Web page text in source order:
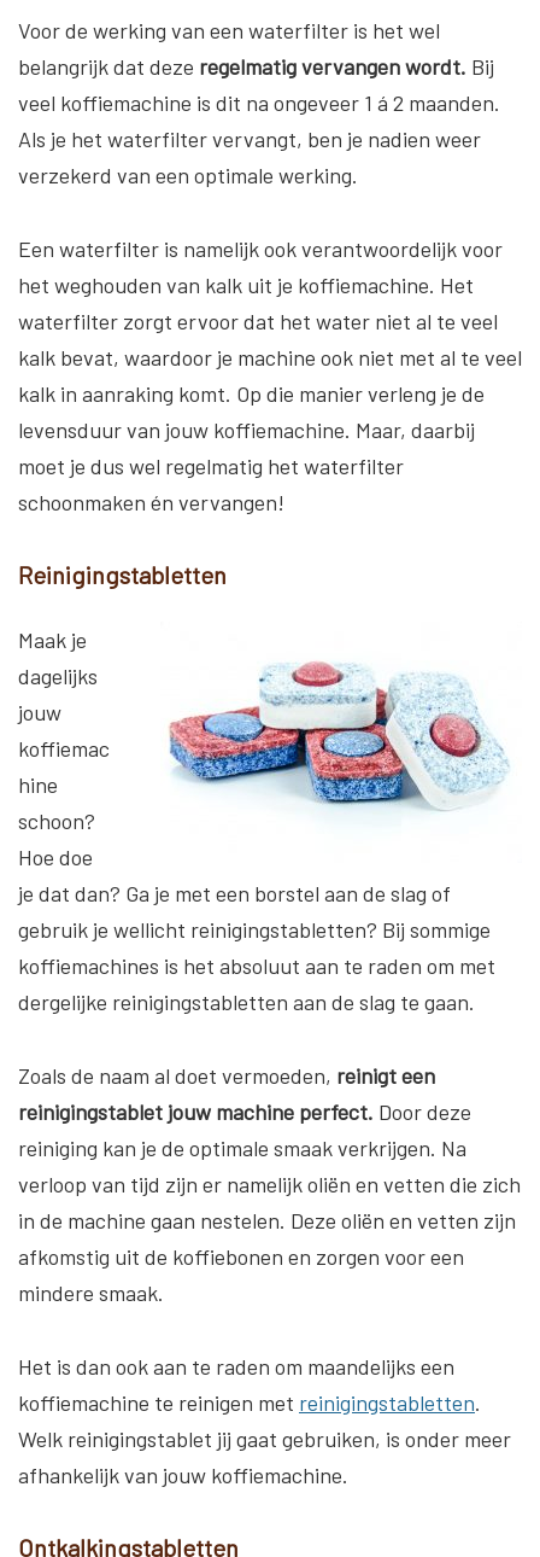
Voor de werking van een waterfilter is het wel
belangrijk dat deze regelmatig vervangen wordt. Bij
veel koffiemachine is dit na ongeveer 1 á 2 maanden.
Als je het waterfilter vervangt, ben je nadien weer
verzekerd van een optimale werking.
Een waterfilter is namelijk ook verantwoordelijk voor
het weghouden van kalk uit je koffiemachine. Het
waterfilter zorgt ervoor dat het water niet al te veel
kalk bevat, waardoor je machine ook niet met al te veel
kalk in aanraking komt. Op die manier verleng je de
levensduur van jouw koffiemachine. Maar, daarbij
moet je dus wel regelmatig het waterfilter
schoonmaken én vervangen!
Reinigingstabletten
Maak je
dagelijks
jouw
koffiemac
hine
schoon?
Hoe doe
je dat dan? Ga je met een borstel aan de slag of
gebruik je wellicht reinigingstabletten? Bij sommige
koffiemachines is het absoluut aan te raden om met
dergelijke reinigingstabletten aan de slag te gaan.
Zoals de naam al doet vermoeden, reinigt een
reinigingstablet jouw machine perfect. Door deze
reiniging kan je de optimale smaak verkrijgen. Na
verloop van tijd zijn er namelijk oliën en vetten die zich
in de machine gaan nestelen. Deze oliën en vetten zijn
afkomstig uit de koffiebonen en zorgen voor een
mindere smaak.
Het is dan ook aan te raden om maandelijks een
koffiemachine te reinigen met reinigingstabletten.
Welk reinigingstablet jij gaat gebruiken, is onder meer
afhankelijk van jouw koffiemachine.
Ontkalkingstabletten